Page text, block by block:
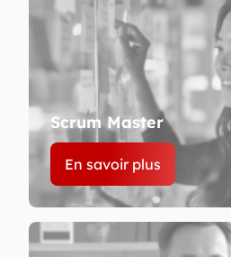
Scrum Master
En savoir plus